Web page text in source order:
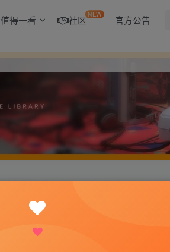
值得一看 社区NEW 官方公告